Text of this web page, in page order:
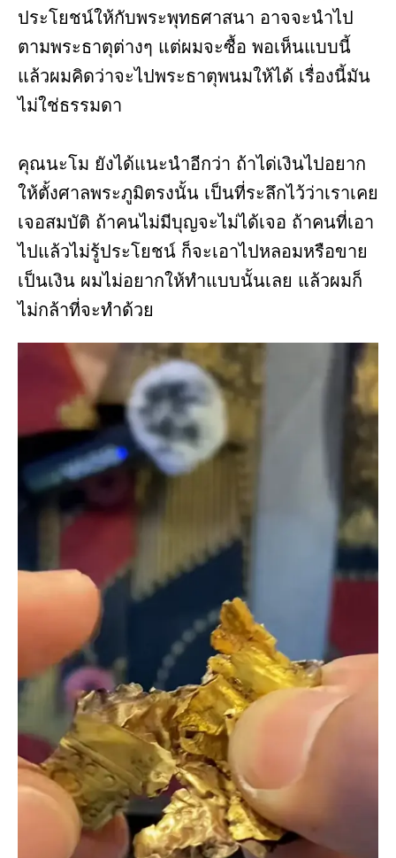
ประโยชน์ให้กับพระพุทธศาสนา อาจจะนำไป
ตามพระธาตุต่างๆ แต่ผมจะซื้อ พอเห็นแบบนี้
แล้วผมคิดว่าจะไปพระธาตุพนมให้ได้ เรื่องนี้มัน
ไม่ใช่ธรรมดา
คุณนะโม ยังได้แนะนำอีกว่า ถ้าได่เงินไปอยาก
ให้ตั้งศาลพระภูมิตรงนั้น เป็นที่ระลึกไว้ว่าเราเคย
เจอสมบัติ ถ้าคนไม่มีบุญจะไม่ได้เจอ ถ้าคนที่เอา
ไปแล้วไม่รู้ประโยชน์ ก็จะเอาไปหลอมหรือขาย
เป็นเงิน ผมไม่อยากให้ทำแบบนั้นเลย แล้วผมก็
ไม่กล้าที่จะทำด้วย